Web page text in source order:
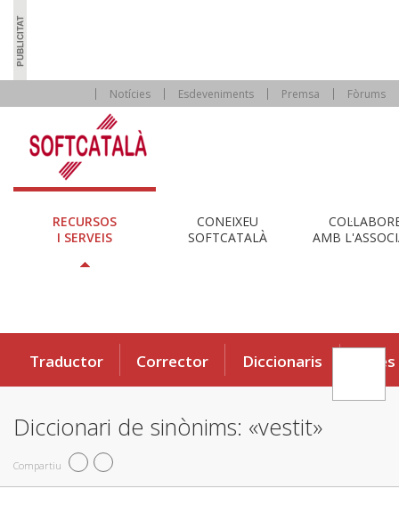
Notícies Esdeveniments Premsa Fòrums
RECURSOS
I SERVEIS
CONEIXEU
SOFTCATALÀ
AMB
Traductor Corrector Diccionaris Eines
Diccionari de sinònims: «vestit»
Compartiu